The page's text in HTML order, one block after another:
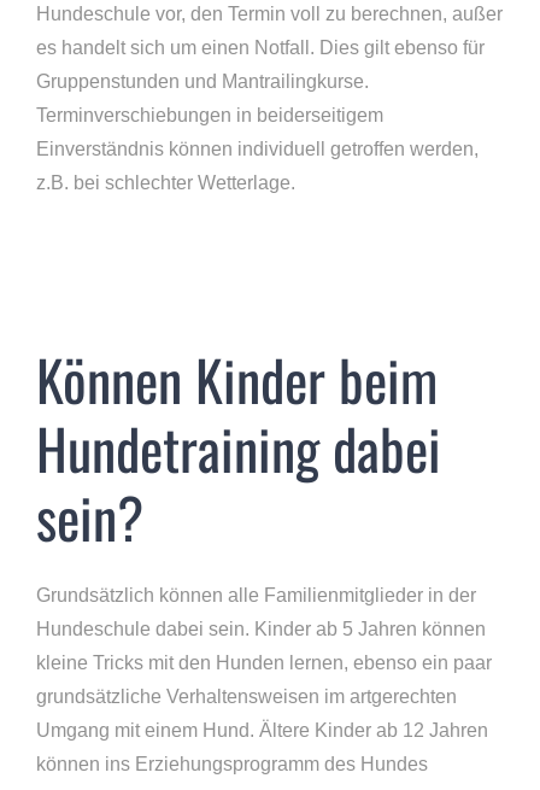
Hundeschule vor, den Termin voll zu berechnen, außer
es handelt sich um einen Notfall. Dies gilt ebenso für
Gruppenstunden und Mantrailingkurse.
Terminverschiebungen in beiderseitigem
Einverständnis können individuell getroffen werden,
z.B. bei schlechter Wetterlage.
Können Kinder beim
Hundetraining dabei
sein?
Grundsätzlich können alle Familienmitglieder in der
Hundeschule dabei sein. Kinder ab 5 Jahren können
kleine Tricks mit den Hunden lernen, ebenso ein paar
grundsätzliche Verhaltensweisen im artgerechten
Umgang mit einem Hund. Ältere Kinder ab 12 Jahren
können ins Erziehungsprogramm des Hundes